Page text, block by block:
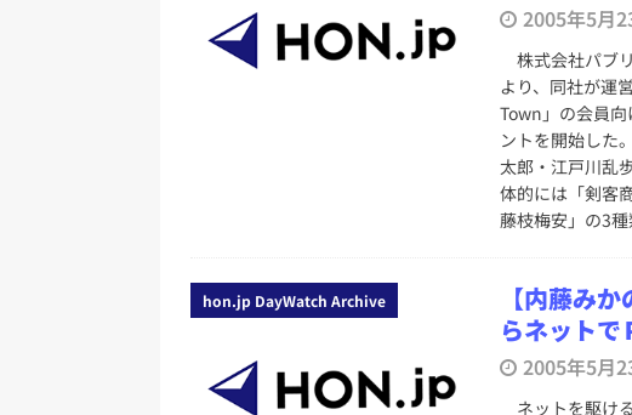
2005年5月
株式会社パブ
より、同社が運
Town」の会員
ントを開始した
太郎・江戸川乱
体的には「剣客
藤枝梅安」の3
hon.jp DayWatch Archive
【内藤み
らネット
2005年5月
ネットを駆け